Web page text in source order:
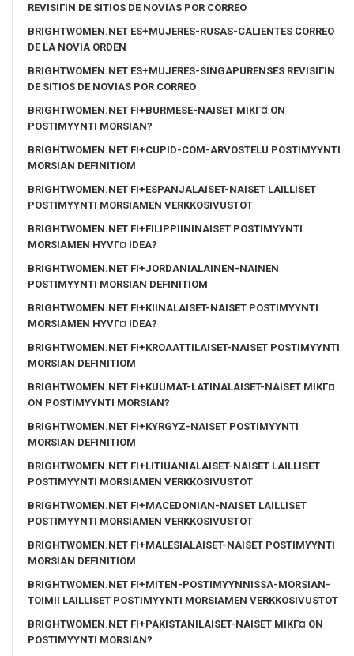
REVISIГІN DE SITIOS DE NOVIAS POR CORREO
BRIGHTWOMEN.NET ES+MUJERES-RUSAS-CALIENTES CORREO
DE LA NOVIA ORDEN
BRIGHTWOMEN.NET ES+MUJERES-SINGAPURENSES REVISIГІN
DE SITIOS DE NOVIAS POR CORREO
BRIGHTWOMEN.NET FI+BURMESE-NAISET MIKГ¤ ON
POSTIMYYNTI MORSIAN?
BRIGHTWOMEN.NET FI+CUPID-COM-ARVOSTELU POSTIMYYNTI
MORSIAN DEFINITIOM
BRIGHTWOMEN.NET FI+ESPANJALAISET-NAISET LAILLISET
POSTIMYYNTI MORSIAMEN VERKKOSIVUSTOT
BRIGHTWOMEN.NET FI+FILIPPIININAISET POSTIMYYNTI
MORSIAMEN HYVГ¤ IDEA?
BRIGHTWOMEN.NET FI+JORDANIALAINEN-NAINEN
POSTIMYYNTI MORSIAN DEFINITIOM
BRIGHTWOMEN.NET FI+KIINALAISET-NAISET POSTIMYYNTI
MORSIAMEN HYVГ¤ IDEA?
BRIGHTWOMEN.NET FI+KROAATTILAISET-NAISET POSTIMYYNTI
MORSIAN DEFINITIOM
BRIGHTWOMEN.NET FI+KUUMAT-LATINALAISET-NAISET MIKГ¤
ON POSTIMYYNTI MORSIAN?
BRIGHTWOMEN.NET FI+KYRGYZ-NAISET POSTIMYYNTI
MORSIAN DEFINITIOM
BRIGHTWOMEN.NET FI+LITIUANIALAISET-NAISET LAILLISET
POSTIMYYNTI MORSIAMEN VERKKOSIVUSTOT
BRIGHTWOMEN.NET FI+MACEDONIAN-NAISET LAILLISET
POSTIMYYNTI MORSIAMEN VERKKOSIVUSTOT
BRIGHTWOMEN.NET FI+MALESIALAISET-NAISET POSTIMYYNTI
MORSIAN DEFINITIOM
BRIGHTWOMEN.NET FI+MITEN-POSTIMYYNNISSA-MORSIAN-
TOIMII LAILLISET POSTIMYYNTI MORSIAMEN VERKKOSIVUSTOT
BRIGHTWOMEN.NET FI+PAKISTANILAISET-NAISET MIKГ¤ ON
POSTIMYYNTI MORSIAN?